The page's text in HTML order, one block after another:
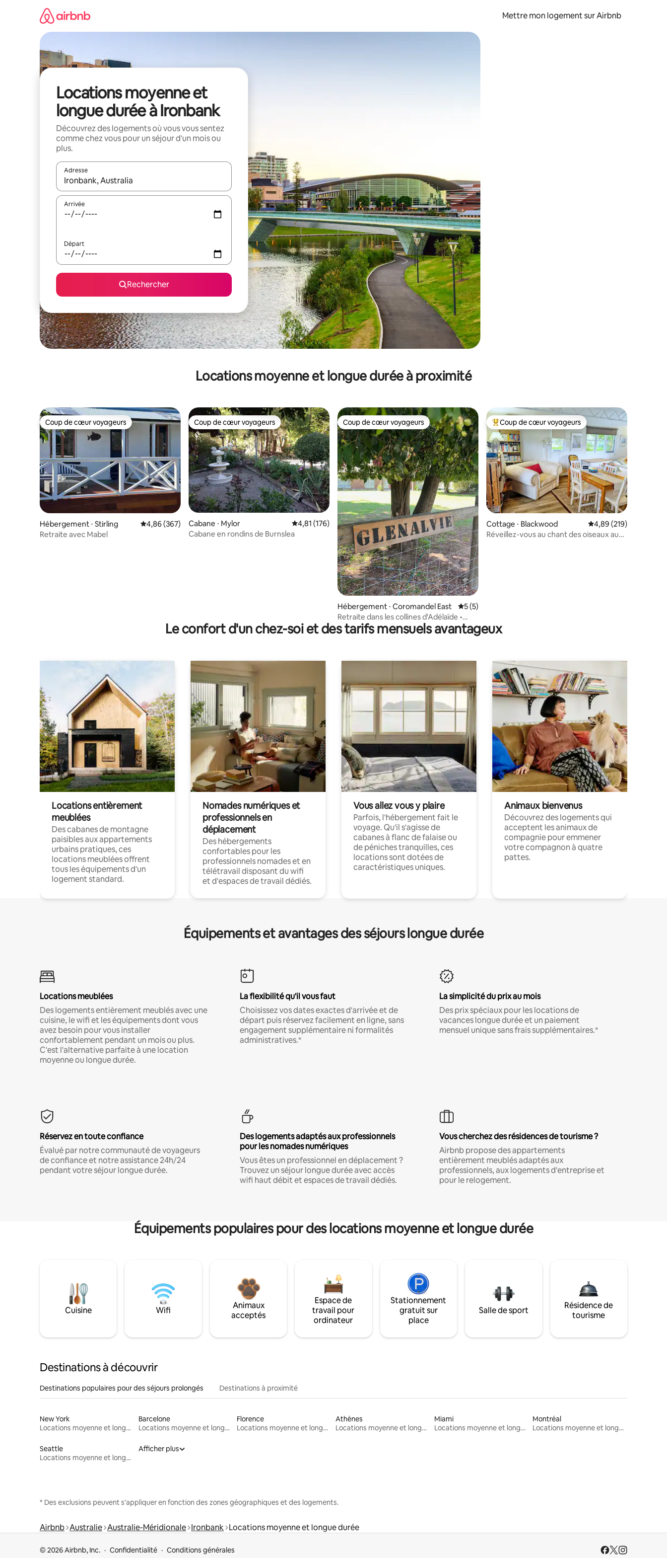
Mettre mon logement sur Airbnb
Locations moyenne et
longue durée à Ironbank
Découvrez des logements où vous vous sentez
comme chez vous pour un séjour d'un mois ou
plus.
Adresse
Lorsque les résultats s'affichent, utilisez les flèches vers le haut et vers le bas pour les parcourir ou en appuyant et en faisant glisser.
Arrivée
Départ
Rechercher
Locations moyenne et longue durée à proximité
Coup de cœur voyageurs
Coup de cœur voyageurs
Hébergement ⋅ Stirling Évaluation moyenne sur la base de 367 commentaires : 4,86 sur 5
4,86 (367)
Retraite avec Mabel
Coup de cœur voyageurs
Coup de cœur voyageurs
Cabane ⋅ Mylor Évaluation moyenne sur la base de 176 commentaires : 4,81 sur 5
4,81 (176)
Cabane en rondins de Burnslea
Coup de cœur voyageurs
Coup de cœur voyageurs
Hébergement ⋅ Coromandel East Évaluation moyenne sur la base de 5 commentaires : 5 sur 5
5 (5)
Retraite dans les collines d'Adélaïde •
3 chambres avec vue panoramique
Coups de cœur voyageurs les plus appréciés
Coup de cœur voyageurs
Cottage ⋅ Blackwood Évaluation moyenne
4,89 (219)
Réveillez-vous au chant des oiseaux au
Le confort d'un chez-soi et des tarifs mensuels avantageux
Locations entièrement
meublées
Des cabanes de montagne
paisibles aux appartements
urbains pratiques, ces
locations meublées offrent
tous les équipements d'un
logement standard.
Nomades numériques et
professionnels en
déplacement
Des hébergements
confortables pour les
professionnels nomades et en
télétravail disposant du wifi
et d'espaces de travail dédiés.
Vous allez vous y plaire
Parfois, l'hébergement fait le
voyage. Qu'il s'agisse de
cabanes à flanc de falaise ou
de péniches tranquilles, ces
locations sont dotées de
caractéristiques uniques.
Animaux bienvenus
Découvrez des logements qui
acceptent les animaux de
compagnie pour emmener
votre compagnon à quatre
pattes.
Équipements et avantages des séjours longue durée
Locations meublées
Des logements entièrement meublés avec une
cuisine, le wifi et les équipements dont vous
avez besoin pour vous installer
confortablement pendant un mois ou plus.
C'est l'alternative parfaite à une location
moyenne ou longue durée.
La flexibilité qu'il vous faut
Choisissez vos dates exactes d'arrivée et de
départ puis réservez facilement en ligne, sans
engagement supplémentaire ni formalités
administratives.*
La simplicité du prix au mois
Des prix spéciaux pour les locations de
vacances longue durée et un paiement
mensuel unique sans frais supplémentaires.*
Réservez en toute confiance
Évalué par notre communauté de voyageurs
de confiance et notre assistance 24h/24
pendant votre séjour longue durée.
Des logements adaptés aux professionnels
pour les nomades numériques
Vous êtes un professionnel en déplacement ?
Trouvez un séjour longue durée avec accès
wifi haut débit et espaces de travail dédiés.
Vous cherchez des résidences de tourisme ?
Airbnb propose des appartements
entièrement meublés adaptés aux
professionnels, aux logements d'entreprise et
pour le relogement.
Équipements populaires pour des locations moyenne et longue durée
Cuisine Wifi
Animaux
acceptés
Espace de
travail pour
ordinateur
Stationnement
gratuit sur
place
Salle de sport
Résidence de
tourisme
Destinations à découvrir
Destinations populaires pour des séjours prolongés Destinations à proximité
New York
Locations moyenne et longue durée
Barcelone
Locations moyenne et longue durée
Florence
Locations moyenne et longue durée
Athènes
Locations moyenne et longue durée
Miami
Locations moyenne et longue durée
Montréal
Locations moyenne et longue durée
Seattle
Locations moyenne et longue durée
Afficher plus
* Des exclusions peuvent s'appliquer en fonction des zones géographiques et des logements.
Airbnb Australie Australie-Méridionale Ironbank Locations moyenne et longue durée
© 2026 Airbnb, Inc. Confidentialité Conditions générales